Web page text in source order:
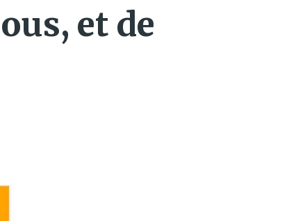
et de